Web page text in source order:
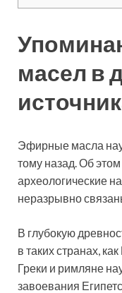
масел в
Эфирные масла
тому назад. Об
археологические
неразрывно
В глубокую
в таких странах,
Греки и римляне
завоевания